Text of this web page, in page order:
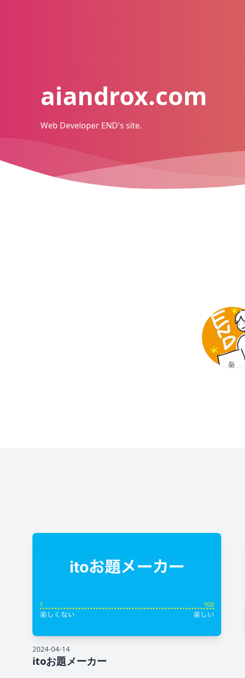
aiandrox.com
Web Developer END's site.
2024-04-14
itoお題メーカー